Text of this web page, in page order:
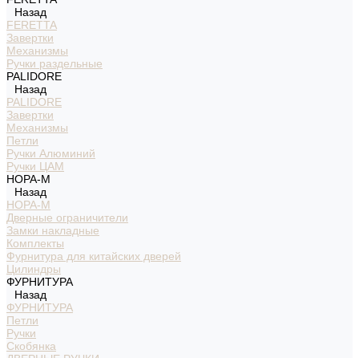
Назад
FERETTA
Завертки
Механизмы
Ручки раздельные
PALIDORE
Назад
PALIDORE
Завертки
Механизмы
Петли
Ручки Алюминий
Ручки ЦАМ
НОРА-М
Назад
НОРА-М
Дверные ограничители
Замки накладные
Комплекты
Фурнитура для китайских дверей
Цилиндры
ФУРНИТУРА
Назад
ФУРНИТУРА
Петли
Ручки
Скобянка